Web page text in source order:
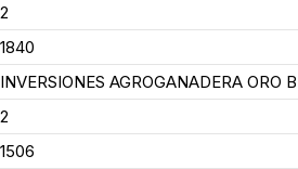
2
1840
INVERSIONES AGROGANADERA ORO
2
1506